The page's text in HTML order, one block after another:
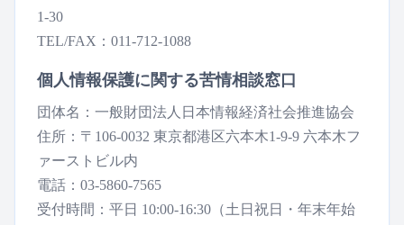
1-30
TEL/FAX： 011-712-1088
個人情報保護に関する苦情相談窓口
団体名： 一般財団法人日本情報経済社会推進協会
住所： 〒106-0032 東京都港区六本木1-9-9 六本木フ
ァーストビル内
電話： 03-5860-7565
受付時間： 平日 10:00-16:30（土日祝日・年末年始